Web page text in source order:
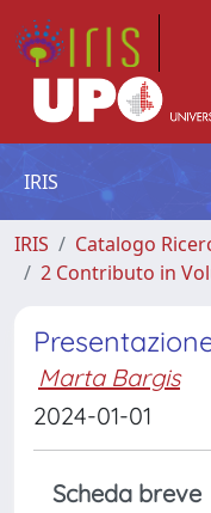
IRIS
IRIS
Catalogo
2 Contributo in
Marta Bargis
2024-01-01
Scheda breve